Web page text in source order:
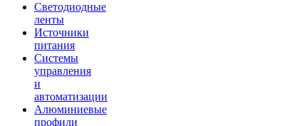
Светодиодные
ленты
Источники
питания
Системы
управления
и
автоматизации
Алюминиевые
профили